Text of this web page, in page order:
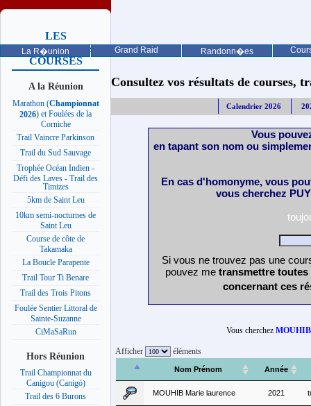
La R�union Grand Raid Randonn�es
LES
PROCHAINES
COURSES
A la Réunion
Marathon (Championnat
2026) et Foulées de la
Corniche
Trail Vaincre Parkinson
Trail du Sud Sauvage
Trophée Océan Indien -
Défi des Laves - Trail des
Timizes
5km de Saint Leu
10km semi-nocturnes de
Saint Leu
Course de côte de
Takamaka
La Boucle Parapente
Trail Tour Ti Benare
Trail des Trois Pitons
Foulée Sentier Littoral de
Sainte-Suzanne
CiMaSaRun
Hors Réunion
Trail Championnat du
Canigou (Canigó)
Trail des 6 Burons
Consultez vos résultats de courses,
Calendrier 2026
Vous
en tapant son nom ou
En cas d'homonyme, vous
vous cherchez
Si vous ne trouvez pas une
pouvez me transmettre
concernant ces
Vous cherchez MOUHIB
Afficher éléments
Nom Prénom Année
MOUHIB Marie laurence 2021